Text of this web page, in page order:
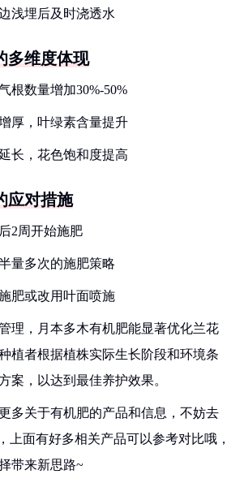
浅埋后及时浇透水
多维度体现
根数量增加30%-50%
厚，叶绿素含量提升
长，花色饱和度提高
应对措施
2周开始施肥
量多次的施肥策略
肥或改用叶面喷施
理，月本多木有机肥能显著优化兰花
植者根据植株实际生长阶段和环境条
案，以达到最佳养护效果。
多关于有机肥的产品和信息，不妨去
上面有好多相关产品可以参考对比哦，
带来新思路~